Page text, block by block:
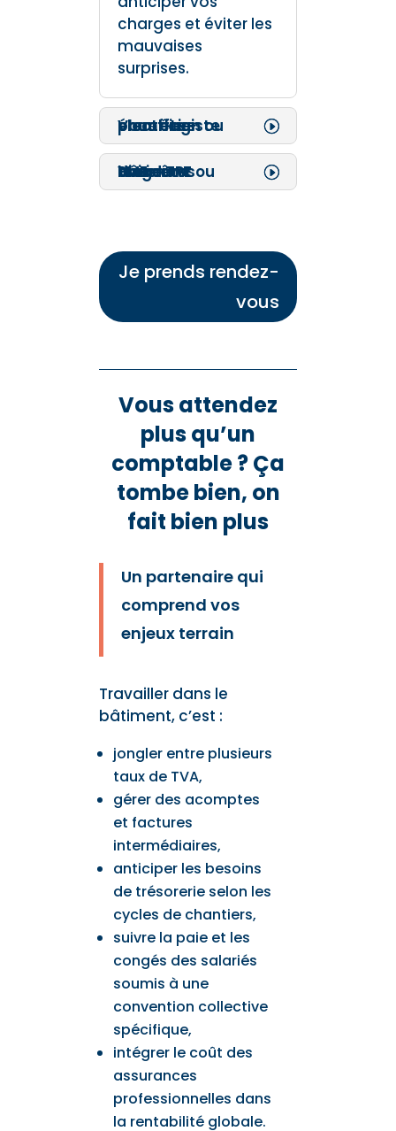
charges et éviter les
mauvaises
surprises.
Vous êtes électricien ou plombier-chauffagiste
Vous êtes dirigeant d’une TPE ou PME du bâtiment
Je prends rendez-
vous
Vous attendez
plus qu’un
comptable ? Ça
tombe bien, on
fait bien plus
Un partenaire qui
comprend vos
enjeux terrain
Travailler dans le
bâtiment, c’est :
jongler entre plusieurs
taux de TVA,
gérer des acomptes
et factures
intermédiaires,
anticiper les besoins
de trésorerie selon les
cycles de chantiers,
suivre la paie et les
congés des salariés
soumis à une
convention collective
spécifique,
intégrer le coût des
assurances
professionnelles dans
la rentabilité globale.